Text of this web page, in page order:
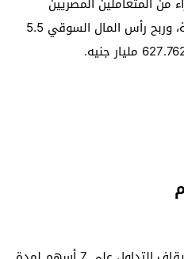
والعرب، وسط تداولات متوسطة، وربح رأس المال السوقي 5.5